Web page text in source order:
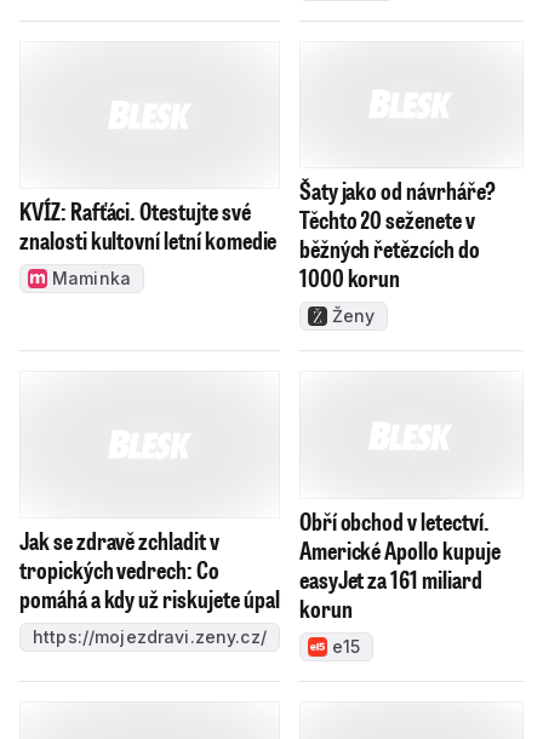
KVÍZ: Rafťáci. Otestujte své
znalosti kultovní letní komedie
Maminka
Šaty jako od návrháře?
Těchto 20 seženete v
běžných řetězcích do
1000 korun
Ženy
Jak se zdravě zchladit v
tropických vedrech: Co
pomáhá a kdy už riskujete úpal
https://mojezdravi.zeny.cz/
Obří obchod v letectví.
Americké Apollo kupuje
easyJet za 161 miliard
korun
e15